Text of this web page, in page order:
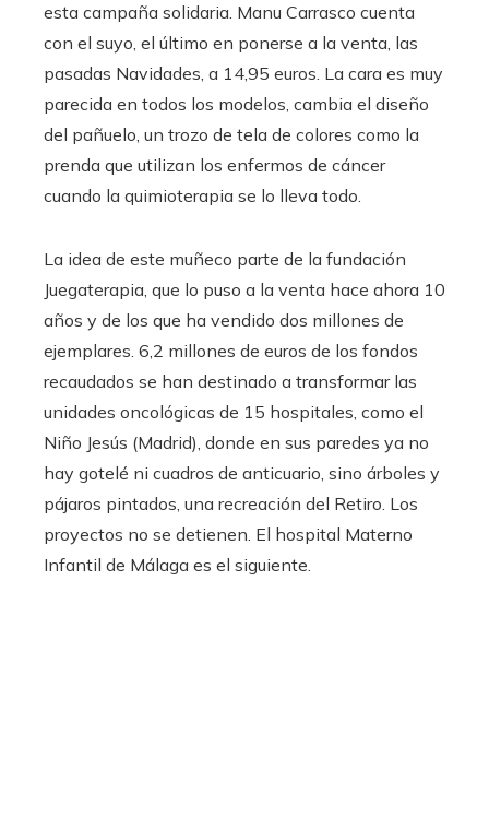
esta campaña solidaria. Manu Carrasco cuenta
con el suyo, el último en ponerse a la venta, las
pasadas Navidades, a 14,95 euros. La cara es muy
parecida en todos los modelos, cambia el diseño
del pañuelo, un trozo de tela de colores como la
prenda que utilizan los enfermos de cáncer
cuando la quimioterapia se lo lleva todo.
La idea de este muñeco parte de la fundación
Juegaterapia, que lo puso a la venta hace ahora 10
años y de los que ha vendido dos millones de
ejemplares. 6,2 millones de euros de los fondos
recaudados se han destinado a transformar las
unidades oncológicas de 15 hospitales, como el
Niño Jesús (Madrid), donde en sus paredes ya no
hay gotelé ni cuadros de anticuario, sino árboles y
pájaros pintados, una recreación del Retiro. Los
proyectos no se detienen. El hospital Materno
Infantil de Málaga es el siguiente.